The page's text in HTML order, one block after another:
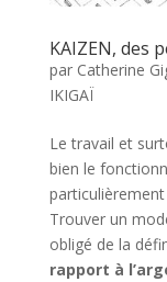
KAIZEN, des
par Catherine
IKIGAÏ
Le travail et
bien le
Trouver un
obligé de la
rapport à